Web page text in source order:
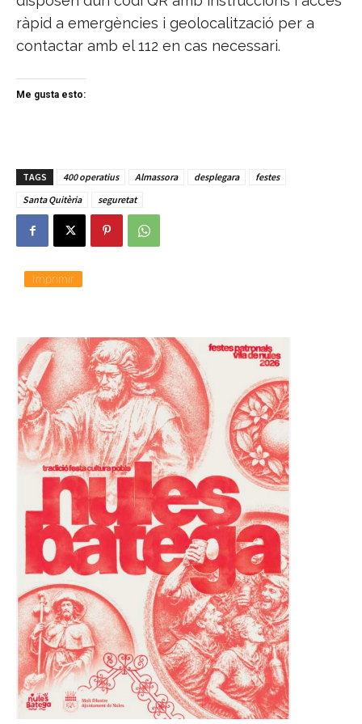
ràpid a emergències i geolocalització per a
contactar amb el 112 en cas necessari.
Me gusta esto:
TAGS 400 operatius Almassora desplegara
festes
Santa Quitèria
seguretat
Imprimir